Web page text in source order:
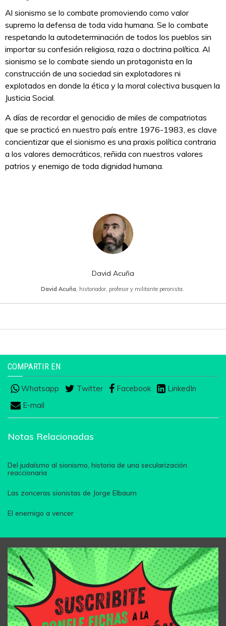
Al sionismo se lo combate promoviendo como valor
supremo la defensa de toda vida humana. Se lo combate
respetando la autodeterminación de todos los pueblos sin
importar su confesión religiosa, raza o doctrina política. Al
sionismo se lo combate siendo un protagonista en la
construcción de una sociedad sin explotadores ni
explotados en donde la ética y la moral colectiva busquen la
Justicia Social.
A días de recordar el genocidio de miles de compatriotas
que se practicó en nuestro país entre 1976-1983, es clave
concientizar que el sionismo es una praxis política contraria
a los valores democráticos, reñida con nuestros valores
patrios y enemigo de toda dignidad humana.
David Acuña
David Acuña , historiador, profesor y militante peronista.
COMPARTIR EN
Whatsapp Twitter Facebook
LinkedIn
E-mail
Notas Relacionadas
Del judaísmo al sionismo, historia de una secularización
reaccionaria
Las zonceras sionistas de Jorge Elbaum
El enemigo a vencer